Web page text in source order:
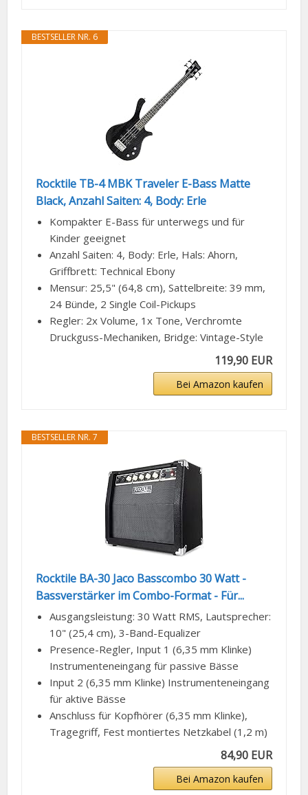
BESTSELLER NR. 6
Rocktile TB-4 MBK Traveler E-Bass Matte
Black, Anzahl Saiten: 4, Body: Erle
Kompakter E-Bass für unterwegs und für
Kinder geeignet
Anzahl Saiten: 4, Body: Erle, Hals: Ahorn,
Griffbrett: Technical Ebony
Mensur: 25,5" (64,8 cm), Sattelbreite: 39 mm,
24 Bünde, 2 Single Coil-Pickups
Regler: 2x Volume, 1x Tone, Verchromte
Druckguss-Mechaniken, Bridge: Vintage-Style
119,90 EUR
Bei Amazon kaufen
BESTSELLER NR. 7
Rocktile BA-30 Jaco Basscombo 30 Watt -
Bassverstärker im Combo-Format - Für...
Ausgangsleistung: 30 Watt RMS, Lautsprecher:
10" (25,4 cm), 3-Band-Equalizer
Presence-Regler, Input 1 (6,35 mm Klinke)
Instrumenteneingang für passive Bässe
Input 2 (6,35 mm Klinke) Instrumenteneingang
für aktive Bässe
Anschluss für Kopfhörer (6,35 mm Klinke),
Tragegriff, Fest montiertes Netzkabel (1,2 m)
84,90 EUR
Bei Amazon kaufen